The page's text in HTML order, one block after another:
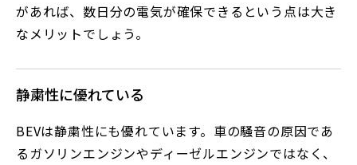
があれば、数日分の電気が確保できるという点は大き
なメリットでしょう。
静粛性に優れている
BEVは静粛性にも優れています。車の騒音の原因であ
るガソリンエンジンやディーゼルエンジンではなく、